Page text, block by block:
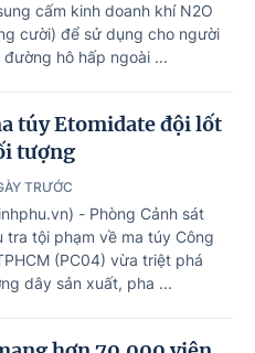
cấm kinh doanh khí N2O
cười) để sử dụng cho người
đường hô hấp ngoài ...
túy Etomidate đội lốt
tượng
TRƯỚC
- Phòng Cảnh sát
tra tội phạm về ma túy Công
(PC04) vừa triệt phá
dây sản xuất, pha ...